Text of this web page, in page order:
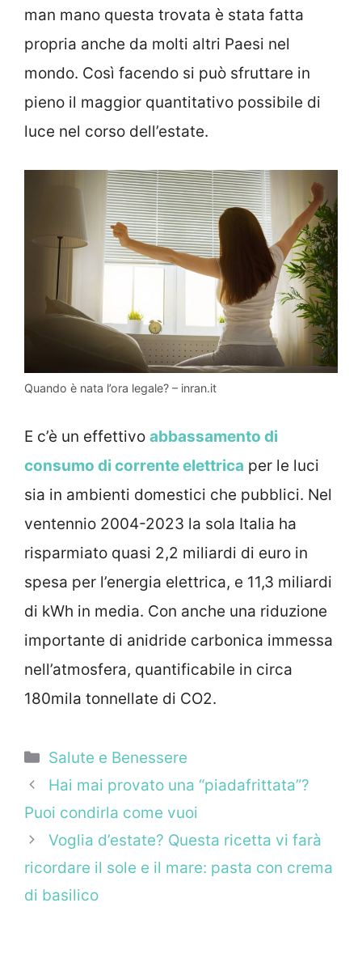
man mano questa trovata è stata fatta
propria anche da molti altri Paesi nel
mondo. Così facendo si può sfruttare in
pieno il maggior quantitativo possibile di
luce nel corso dell’estate.
Quando è nata l’ora legale? – inran.it
E c’è un effettivo abbassamento di
consumo di corrente elettrica per le luci
sia in ambienti domestici che pubblici. Nel
ventennio 2004-2023 la sola Italia ha
risparmiato quasi 2,2 miliardi di euro in
spesa per l’energia elettrica, e 11,3 miliardi
di kWh in media. Con anche una riduzione
importante di anidride carbonica immessa
nell’atmosfera, quantificabile in circa
180mila tonnellate di CO2.
Categorie
Salute e Benessere
Hai mai provato una “piadafrittata”?
Puoi condirla come vuoi
Voglia d’estate? Questa ricetta vi farà
ricordare il sole e il mare: pasta con crema
di basilico